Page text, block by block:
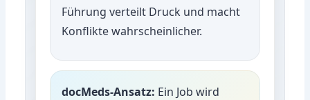
Führung verteilt Druck und macht
Konflikte wahrscheinlicher.
docMeds-Ansatz: Ein Job wird